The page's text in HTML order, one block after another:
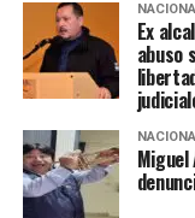
quienes lo han
ocurrido:
Ex
abuso
Miguel